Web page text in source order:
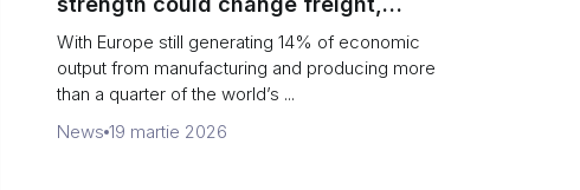
ports and supply chains
With Europe still generating 14% of economic
output from manufacturing and producing more
than a quarter of the world’s ...
News 19 martie 2026